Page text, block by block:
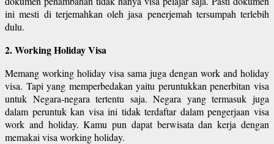
ini mesti di terjemahkan oleh jasa penerjemah tersumpah terlebih
dulu.
2. Working Holiday Visa
Memang working holiday visa sama juga dengan work and holiday
visa. Tapi yang memperbedakan yaitu peruntukkan penerbitan visa
untuk Negara-negara tertentu saja. Negara yang termasuk juga
dalam peruntuk kan visa ini tidak terdaftar dalam pengerjaan visa
work and holiday. Kamu pun dapat berwisata dan kerja dengan
memakai visa working holiday.